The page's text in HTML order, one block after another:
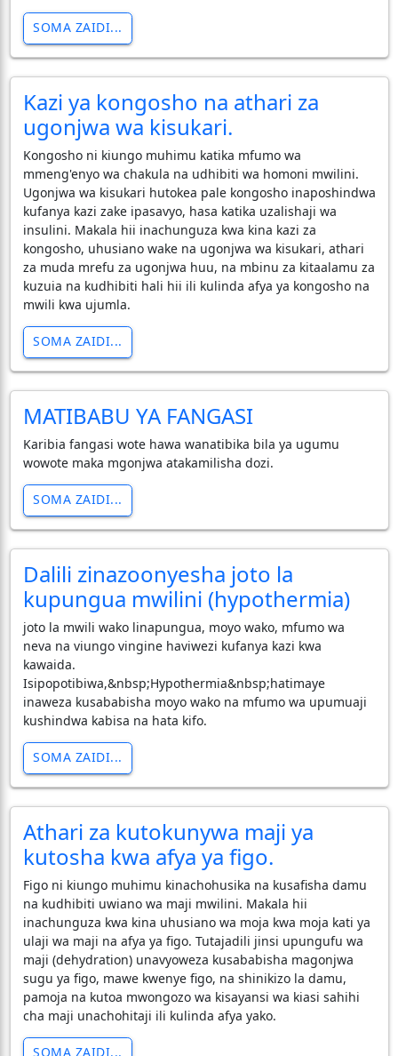
SOMA ZAIDI...
Kazi ya kongosho na athari za
ugonjwa wa kisukari.
Kongosho ni kiungo muhimu katika mfumo wa
mmeng'enyo wa chakula na udhibiti wa homoni mwilini.
Ugonjwa wa kisukari hutokea pale kongosho inaposhindwa
kufanya kazi zake ipasavyo, hasa katika uzalishaji wa
insulini. Makala hii inachunguza kwa kina kazi za
kongosho, uhusiano wake na ugonjwa wa kisukari, athari
za muda mrefu za ugonjwa huu, na mbinu za kitaalamu za
kuzuia na kudhibiti hali hii ili kulinda afya ya kongosho na
mwili kwa ujumla.
SOMA ZAIDI...
MATIBABU YA FANGASI
Karibia fangasi wote hawa wanatibika bila ya ugumu
wowote maka mgonjwa atakamilisha dozi.
SOMA ZAIDI...
Dalili zinazoonyesha joto la
kupungua mwilini (hypothermia)
joto la mwili wako linapungua, moyo wako, mfumo wa
neva na viungo vingine haviwezi kufanya kazi kwa
kawaida.
Isipopotibiwa,&nbsp;Hypothermia&nbsp;hatimaye
inaweza kusababisha moyo wako na mfumo wa upumuaji
kushindwa kabisa na hata kifo.
SOMA ZAIDI...
Athari za kutokunywa maji ya
kutosha kwa afya ya figo.
Figo ni kiungo muhimu kinachohusika na kusafisha damu
na kudhibiti uwiano wa maji mwilini. Makala hii
inachunguza kwa kina uhusiano wa moja kwa moja kati ya
ulaji wa maji na afya ya figo. Tutajadili jinsi upungufu wa
maji (dehydration) unavyoweza kusababisha magonjwa
sugu ya figo, mawe kwenye figo, na shinikizo la damu,
pamoja na kutoa mwongozo wa kisayansi wa kiasi sahihi
cha maji unachohitaji ili kulinda afya yako.
SOMA ZAIDI...